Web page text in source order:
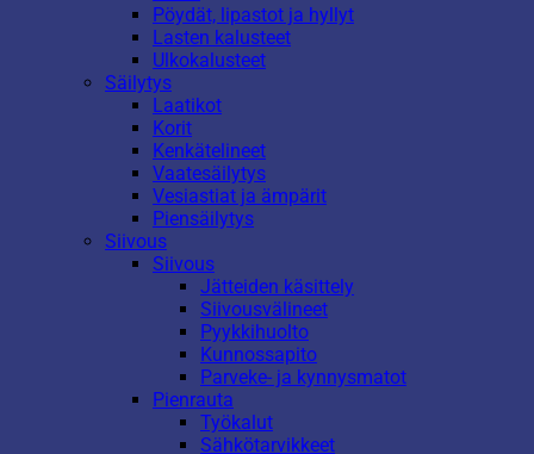
Pöydät, lipastot ja hyllyt
Lasten kalusteet
Ulkokalusteet
Säilytys
Laatikot
Korit
Kenkätelineet
Vaatesäilytys
Vesiastiat ja ämpärit
Piensäilytys
Siivous
Siivous
Jätteiden käsittely
Siivousvälineet
Pyykkihuolto
Kunnossapito
Parveke- ja kynnysmatot
Pienrauta
Työkalut
Sähkötarvikkeet